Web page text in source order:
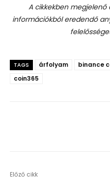
A cikkekben
információkból eredendő
TAGS árfolyam binance
coin365
Előző cikk